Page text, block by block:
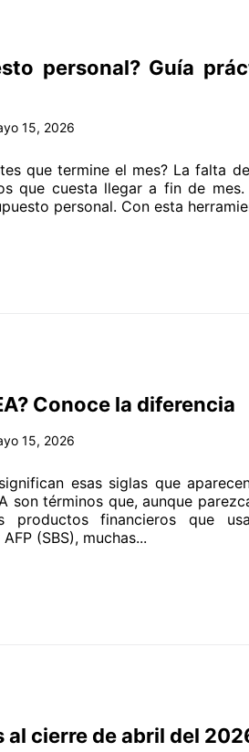
personal? Guía
15, 2026
que termine el mes? La falta
que cuesta llegar a fin de
personal. Con esta
Conoce la diferencia
15, 2026
esas siglas que
son términos que, aunque
productos financieros que
(SBS), muchas...
cierre de abril del